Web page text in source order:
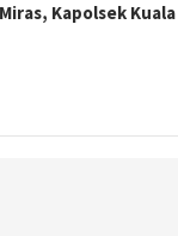
Kapolsek Kuala